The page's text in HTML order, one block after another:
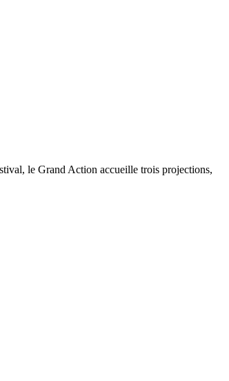
le Grand Action accueille trois projections,